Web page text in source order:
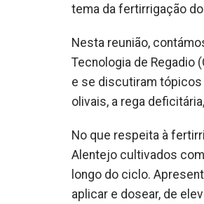
tema da fertirrigação
Nesta reunião,
Tecnologia de Regadio
e se discutiram
olivais, a rega
No que respeita à
Alentejo cultivados
longo do ciclo.
aplicar e dosear, de